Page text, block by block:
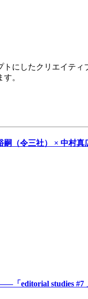
トにしたクリエイテ
。
（令三社） × 中村真
「editorial studies #7